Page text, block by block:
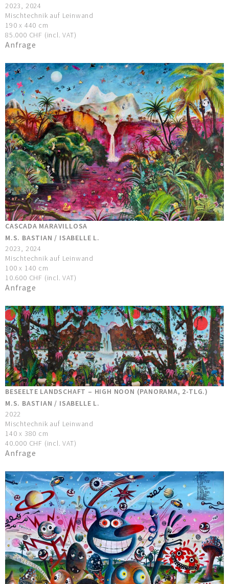
2023, 2024
Mischtechnik auf Leinwand
190 x 440 cm
85.000 CHF (incl. VAT)
Anfrage
CASCADA MARAVILLOSA
M.S. BASTIAN / ISABELLE L.
2023, 2024
Mischtechnik auf Leinwand
100 x 140 cm
10.600 CHF (incl. VAT)
Anfrage
BESEELTE LANDSCHAFT – HIGH NOON (PANORAMA, 2-TLG.)
M.S. BASTIAN / ISABELLE L.
2022
Mischtechnik auf Leinwand
140 x 380 cm
40.000 CHF (incl. VAT)
Anfrage